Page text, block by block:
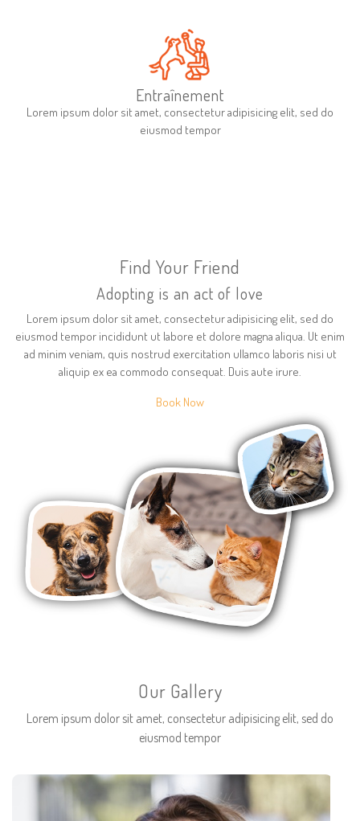
Entraînement
Lorem ipsum dolor sit amet, consectetur adipisicing elit, sed do
eiusmod tempor
Find Your Friend
Adopting is an act of love
Lorem ipsum dolor sit amet, consectetur adipisicing elit, sed do
eiusmod tempor incididunt ut labore et dolore magna aliqua. Ut enim
ad minim veniam, quis nostrud exercitation ullamco laboris nisi ut
aliquip ex ea commodo consequat. Duis aute irure.
Book Now
Our Gallery
Lorem ipsum dolor sit amet, consectetur adipisicing elit, sed do
eiusmod tempor